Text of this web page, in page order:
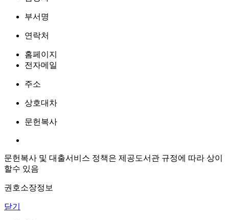
부서명
연락처
홈페이지
전자메일
주소
상호대차
문헌복사
문헌복사 및 대출서비스 정책은 제공도서관 규정에 따라 상이
할수 있음
권호소장정보
닫기